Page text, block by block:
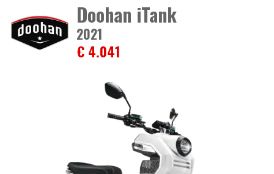
Doohan iTank
2021
€ 4.041